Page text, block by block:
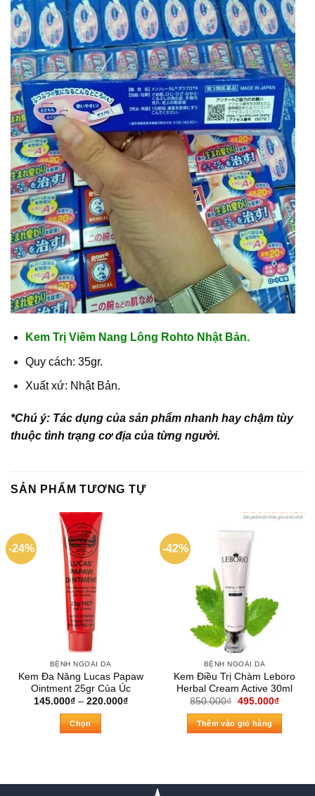
Kem Trị Viêm Nang Lông Rohto Nhật Bản.
Quy cách: 35gr.
Xuất xứ: Nhật Bản.
*Chú ý: Tác dụng của sản phẩm nhanh hay chậm tùy
thuộc tình trạng cơ địa của từng người.
SẢN PHẨM TƯƠNG TỰ
-24%
BỆNH NGOÀI DA
Kem Đa Năng Lucas Papaw
Ointment 25gr Của Úc
145.000₫ – 220.000₫Khoảng
Chọn
có
-42%
BỆNH NGOÀI DA
Kem Điều Trị Chàm Leboro
Herbal Cream Active 30ml
850.000₫ Giá
là:
850.000₫.
495.000₫Giá
Thêm vào giỏ hàng